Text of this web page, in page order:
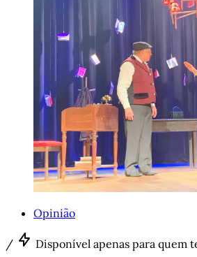
Opinião
/ Disponível apenas para quem